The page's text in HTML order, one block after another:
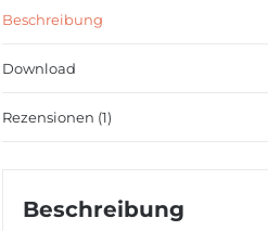
Beschreibung
Download
Rezensionen (1)
Beschreibung